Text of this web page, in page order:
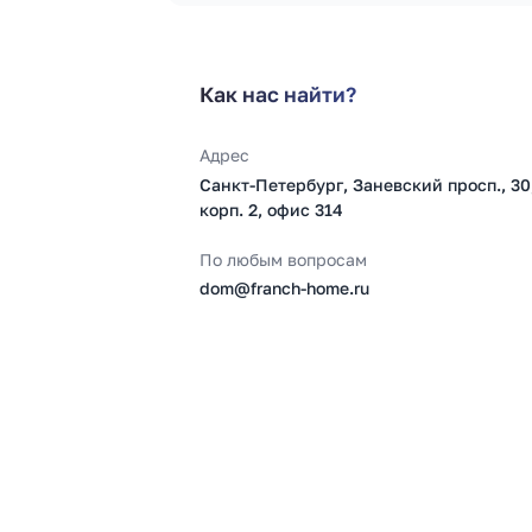
Как нас найти?
Адрес
Санкт-Петербург, Заневский просп.,
корп. 2, офис 314
По любым вопросам
dom@franch-home.ru